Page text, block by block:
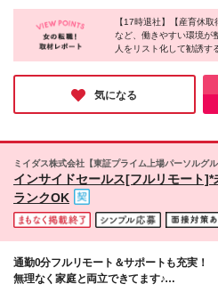
収入がほしい …平
別途支給しています！ ◇就業ブランクを経て
たい …3年間の育成
でいちからサポート
与に反映されます。 ◆東京・神奈川・千葉・埼玉・
愛知（一部）・京都
円以上 ◆静岡（一部
ラ（PC・携帯の無
ます。当社では、お
対面による面談や非
り、「ハイブリッド
行直帰OK 自宅から
滞在が長くなり遅く
子育てに配慮した柔
北陸：三重/愛知/静岡/岐
阪：奈良/京都/兵庫/和歌山/滋賀 ◆
縄：福岡/長崎/佐賀/
の範囲)上記を除く当
【17時退社】【産育休
など、働きやすい環境が
人をリスト化して勧誘す
際は知人へのアプローチ
活躍を後押ししており、
無理なく自分らしく働け
っても安心して働き続け
気になる
ミイダス株式会社【東証プライム上場パーソルグル
インサイドセールス[フルリモート
ランクOK
通勤0分フルリモート＆サポートも充実！
無理なく家庭と両立できてます♪